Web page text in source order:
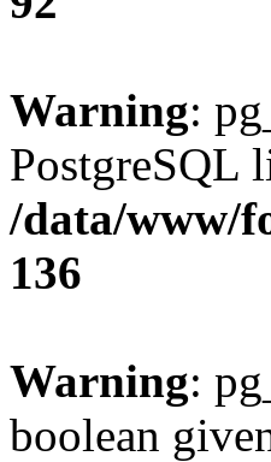
Warning:
PostgreSQL
/data/www/
136
Warning:
boolean